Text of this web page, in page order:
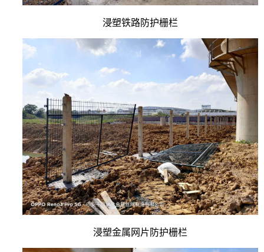
浸塑铁路防护栅栏
浸塑金属网片防护栅栏